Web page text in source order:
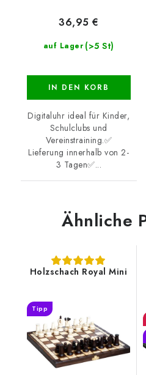
auf Lager (>5 St)
36,95 €
IN DEN KORB
Digitaluhr ideal für Kinder,
Schulclubs und
Vereinstraining.✅
Lieferung innerhalb von 2-
3 Tagen✅...
Ähnliche
Holzschach Royal Mini
Tipp